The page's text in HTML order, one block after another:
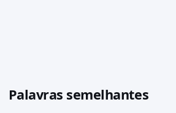
Palavras semelhantes